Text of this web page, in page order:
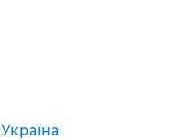
Україна